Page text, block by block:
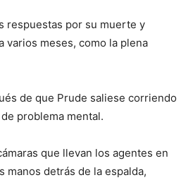
respuestas por su muerte y
varios meses, como la plena
de que Prude saliese corriendo
problema mental.
que llevan los agentes en
manos detrás de la espalda,